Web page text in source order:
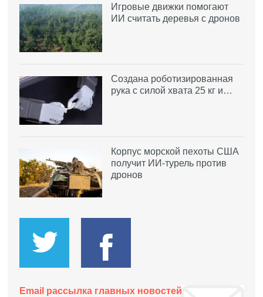
Игровые движки помогают
ИИ считать деревья с дронов
Создана роботизированная
рука с силой хвата 25 кг и…
Корпус морской пехоты США
получит ИИ-турель против
дронов
Email рассылка главных новостей